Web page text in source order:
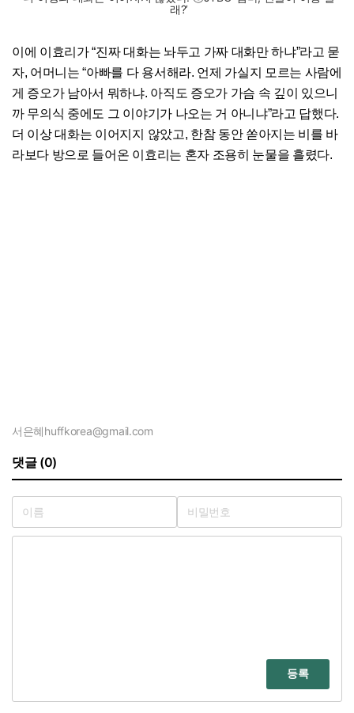
래?’
이에 이효리가 “진짜 대화는 놔두고 가짜 대화만 하냐”라고 묻
자, 어머니는 “아빠를 다 용서해라. 언제 가실지 모르는 사람에
게 증오가 남아서 뭐하냐. 아직도 증오가 가슴 속 깊이 있으니
까 무의식 중에도 그 이야기가 나오는 거 아니냐”라고 답했다.
더 이상 대화는 이어지지 않았고, 한참 동안 쏟아지는 비를 바
라보다 방으로 들어온 이효리는 혼자 조용히 눈물을 흘렸다.
서은혜huffkorea@gmail.com
댓글 (0)
등록